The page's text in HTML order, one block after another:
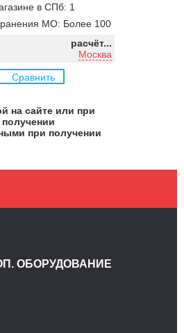
в СПб: 1
МО: Более 100
расчёт...
Москва
Сравнить
ОБОРУДОВАНИЕ